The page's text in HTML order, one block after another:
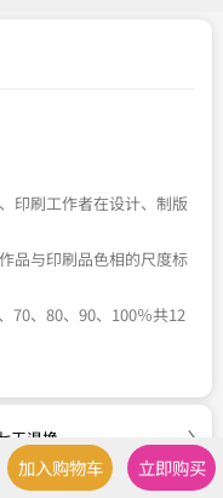
印刷工作者在设计、制版
品与印刷品色相的尺度标
70、80、90、100％共12
七天退换
加入购物车 立即购买